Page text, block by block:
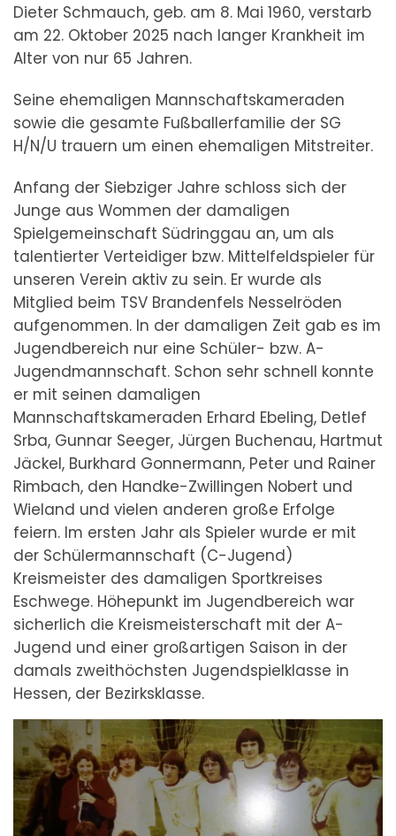
Dieter Schmauch, geb. am 8. Mai 1960, verstarb
am 22. Oktober 2025 nach langer Krankheit im
Alter von nur 65 Jahren.
Seine ehemaligen Mannschaftskameraden
sowie die gesamte Fußballerfamilie der SG
H/N/U trauern um einen ehemaligen Mitstreiter.
Anfang der Siebziger Jahre schloss sich der
Junge aus Wommen der damaligen
Spielgemeinschaft Südringgau an, um als
talentierter Verteidiger bzw. Mittelfeldspieler für
unseren Verein aktiv zu sein. Er wurde als
Mitglied beim TSV Brandenfels Nesselröden
aufgenommen. In der damaligen Zeit gab es im
Jugendbereich nur eine Schüler- bzw. A-
Jugendmannschaft. Schon sehr schnell konnte
er mit seinen damaligen
Mannschaftskameraden Erhard Ebeling, Detlef
Srba, Gunnar Seeger, Jürgen Buchenau, Hartmut
Jäckel, Burkhard Gonnermann, Peter und Rainer
Rimbach, den Handke-Zwillingen Nobert und
Wieland und vielen anderen große Erfolge
feiern. Im ersten Jahr als Spieler wurde er mit
der Schülermannschaft (C-Jugend)
Kreismeister des damaligen Sportkreises
Eschwege. Höhepunkt im Jugendbereich war
sicherlich die Kreismeisterschaft mit der A-
Jugend und einer großartigen Saison in der
damals zweithöchsten Jugendspielklasse in
Hessen, der Bezirksklasse.